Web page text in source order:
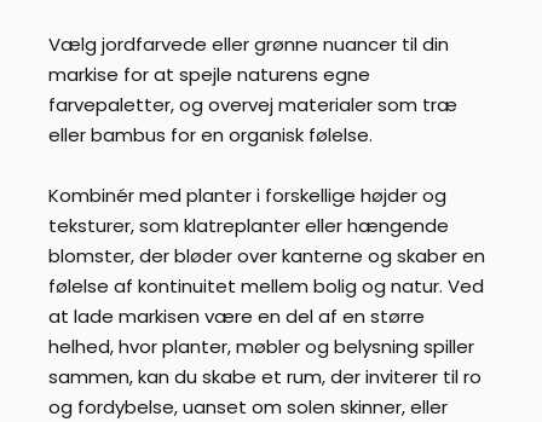
Vælg jordfarvede eller grønne nuancer til din
markise for at spejle naturens egne
farvepaletter, og overvej materialer som træ
eller bambus for en organisk følelse.
Kombinér med planter i forskellige højder og
teksturer, som klatreplanter eller hængende
blomster, der bløder over kanterne og skaber en
følelse af kontinuitet mellem bolig og natur. Ved
at lade markisen være en del af en større
helhed, hvor planter, møbler og belysning spiller
sammen, kan du skabe et rum, der inviterer til ro
og fordybelse, uanset om solen skinner, eller